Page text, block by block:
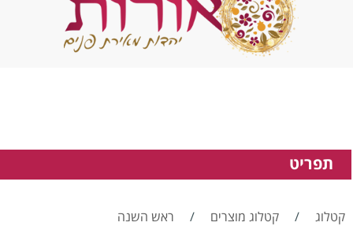
תפריט
קטלוג / קטלוג מוצרים / ראש השנה